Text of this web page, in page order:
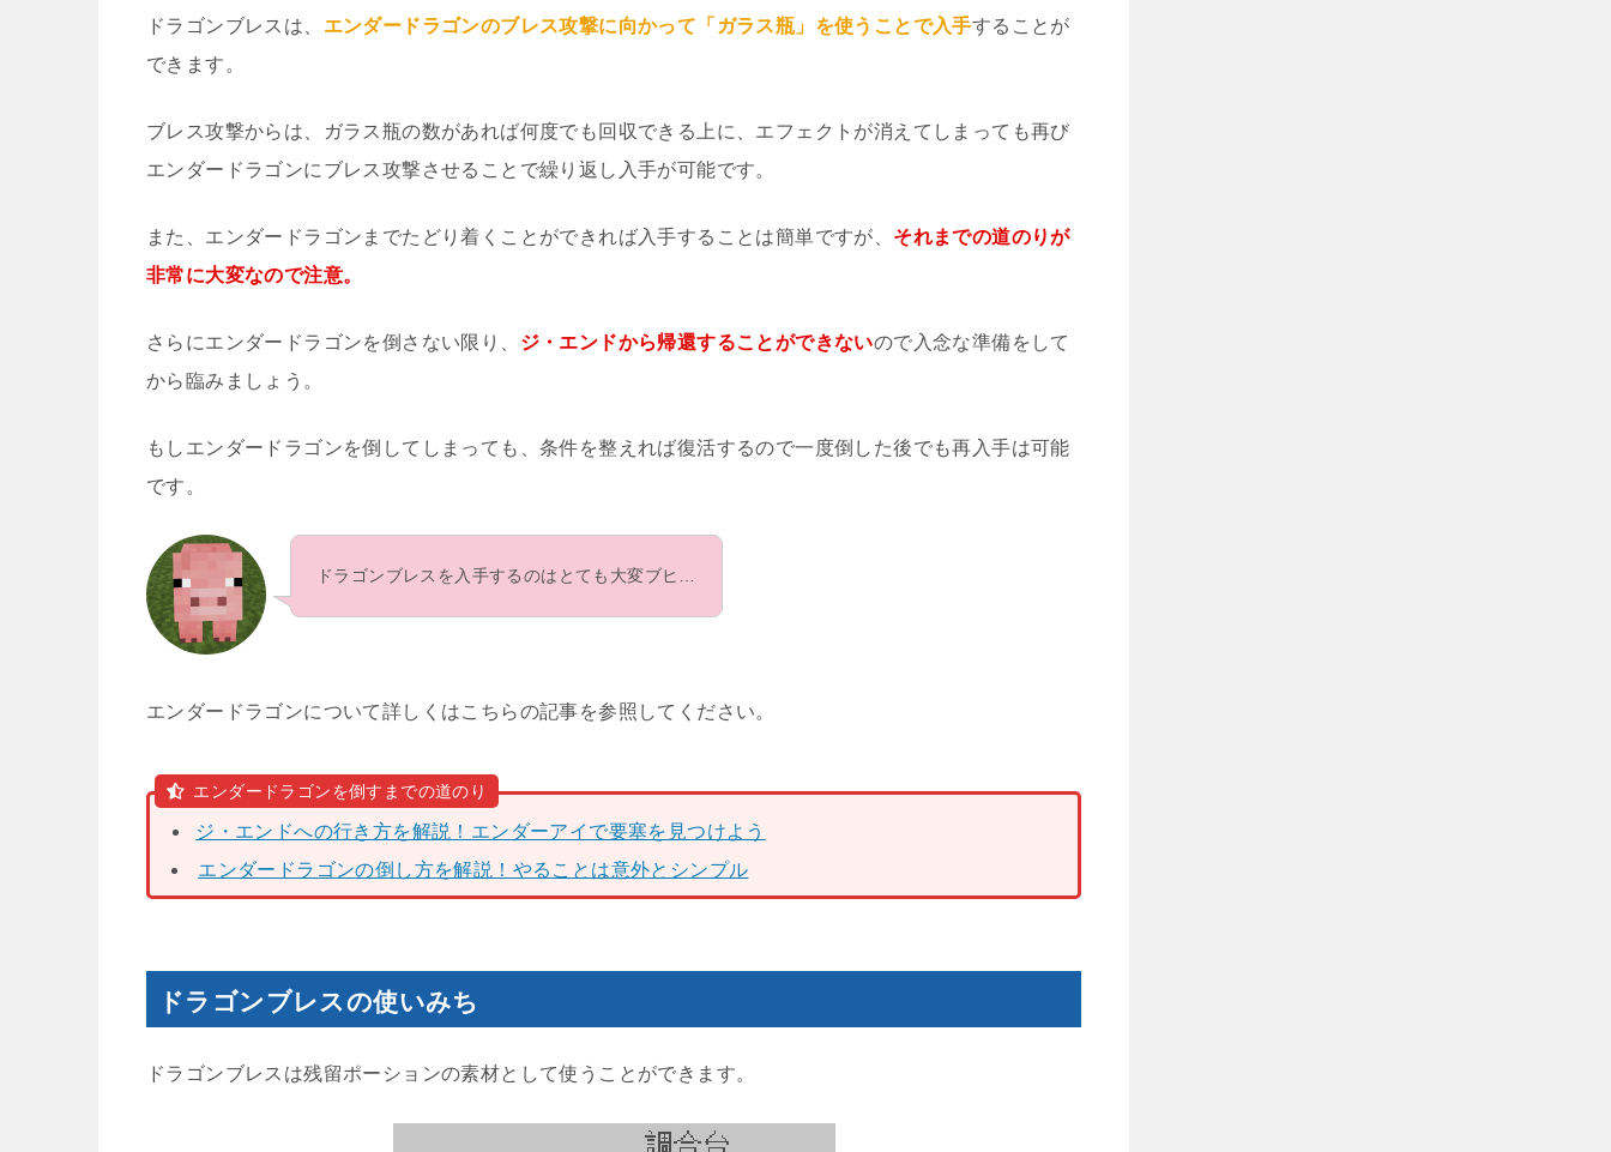
ドラゴンブレスは、 エンダードラゴンのブレス攻撃に向かって「ガラス瓶」を使うことで入手することが
できます。
ブレス攻撃からは、ガラス瓶の数があれば何度でも回収できる上に、エフェクトが消えてしまっても再び
エンダードラゴンにブレス攻撃させることで繰り返し入手が可能です。
また、エンダードラゴンまでたどり着くことができれば入手することは簡単ですが、 それまでの道のりが
非常に大変なので注意。
さらにエンダードラゴンを倒さない限り、 ジ・エンドから帰還することができないので入念な準備をして
から臨みましょう。
もしエンダードラゴンを倒してしまっても、条件を整えれば復活するので一度倒した後でも再入手は可能
です。
ドラゴンブレスを入手するのはとても大変ブヒ…
エンダードラゴンについて詳しくはこちらの記事を参照してください。
エンダードラゴンを倒すまでの道のり
ジ・エンドへの行き方を解説！エンダーアイで要塞を見つけよう
エンダードラゴンの倒し方を解説！やることは意外とシンプル
ドラゴンブレスの使いみち
ドラゴンブレスは残留ポーションの素材として使うことができます。